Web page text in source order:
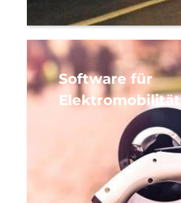
Software für
Elektromobilität